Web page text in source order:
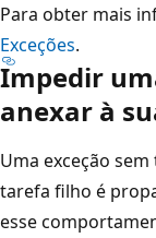
Para obter mais
Exceções.
Impedir
anexar à
Uma exceção
tarefa filho é
esse